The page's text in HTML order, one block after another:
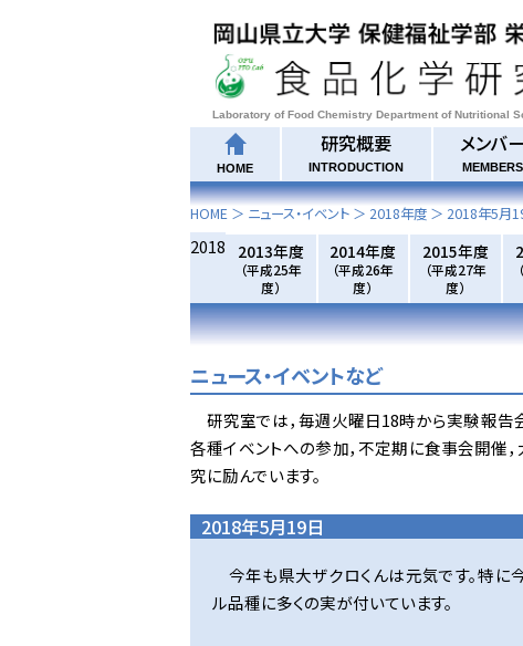
Laboratory of Food Chemistry Department of Nutritional
HOME
研究概要
INTRODUCTION
メンバー
MEMBERS
HOME ＞ ニュース・イベント ＞ 2018年度 ＞ 2018年5月
2018 2013年度
（平成25年
度）
2014年度
（平成26年
度）
2015年度
（平成27年
度）
ニュース・イベントなど
研究室では，毎週火曜日18時から実験報告
各種イベントへの参加，不定期に食事会開催
究に励んでいます。
2018年5月19日
今年も県大ザクロくんは元気です。特に
ル品種に多くの実が付いています。